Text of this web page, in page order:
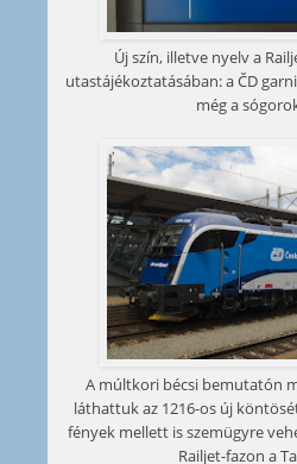
Új szín, illetve nyelv a
utastájékoztatásában: a ČD
még a
A múltkori bécsi bemutatón
láthattuk az 1216-os új
fények mellett is szemügyre
Railjet-fazon a